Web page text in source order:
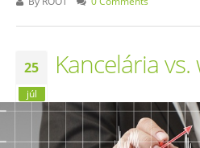
25
júl
Kancelária